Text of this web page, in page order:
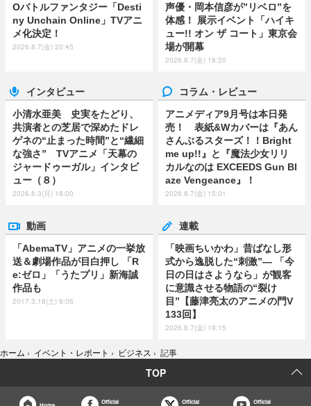
Oバトルファンタジー「Desti
ny Unchain Online」TVアニ
メ化決定！
2026.8.7(金) 20:45
声優・岡本信彦が”リベロ”を
体感！ 展示イベント「ハイキ
ュー!! オン ザ コート」東京会
場が開幕
2026.8.7(金) 18:20
インタビュー
小清水亜美 史実をたどり、
共演者との芝居で深めたドレ
ゲネの“止まった時間”と“繊細
な強さ” TVアニメ「天幕の
ジャードゥーガル」インタビ
ュー（８）
2026.8.3(月) 18:00
コラム・レビュー
アニメディア9月号は本日発
売！ 表紙&Wカバーは『あん
さんぶるスターズ！！Bright
me up!!』と『魔法少女リリ
カルなのは EXCEEDS Gun Bl
aze Vengeance』！
2026.8.7(金) 15:01
動画
「AbemaTV」アニメの一挙放
送＆劇場作品が目白押し 「R
e:ゼロ」「うたプリ」新海誠
作品も
2017.3.18(土) 9:06
連載
「映画ちいかわ」昔ばなし形
式から逸脱した“刺激”― 「今
日の日はさようなら」が観客
に意識させる物語の“裂け
目”【藤津亮太のアニメの門V
133回】
2026.8.7(金) 19:15
ホーム › イベント・レポート › ビジネス › 記事
TOP
Official
Official
Official